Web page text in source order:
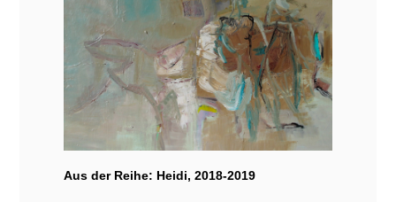
Aus der Reihe: Heidi, 2018-2019